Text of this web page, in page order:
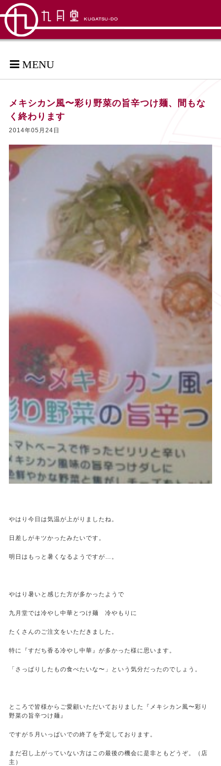
MENU
メキシカン風〜彩り野菜の旨辛つけ麺、間もな
く終わります
2014年05月24日
やはり今日は気温が上がりましたね。
日差しがキツかったみたいです。
明日はもっと暑くなるようですが…。
やはり暑いと感じた方が多かったようで
九月堂では冷やし中華とつけ麺 冷やもりに
たくさんのご注文をいただきました。
特に『すだち香る冷やし中華』が多かった様に思います。
「さっぱりしたもの食べたいな〜」という気分だったのでしょう。
ところで皆様からご愛顧いただいておりました『メキシカン風〜彩り
野菜の旨辛つけ麺』
ですが５月いっぱいでの終了を予定しております。
まだ召し上がっていない方はこの最後の機会に是非ともどうぞ。（店
主）